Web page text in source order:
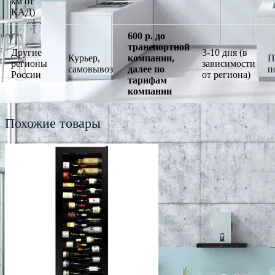
КАД)
Другие
регионы
России
Курьер,
самовывоз
600 р. до
транспортной
компании,
далее по
тарифам
компании
3-10 дня (в
зависимости
от региона)
Похожие товары